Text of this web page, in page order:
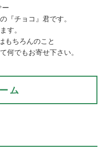
『チョコ』君です。
す。
もちろんのこと
何でもお寄せ下さい。
ム